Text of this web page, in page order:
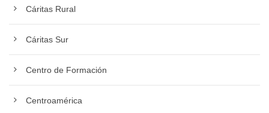
Cáritas Rural
Cáritas Sur
Centro de Formación
Centroamérica